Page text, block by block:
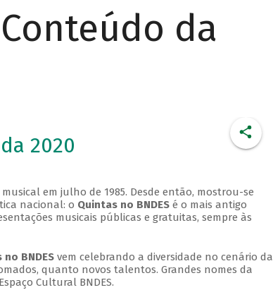
da
2020
em julho de 1985. Desde então, mostrou-se
nacional: o Quintas no BNDESé o mais antigo
musicais públicas e gratuitas, sempre às
BNDESvem celebrando a diversidade no cenário da
quanto novos talentos. Grandes nomes da
Cultural BNDES.